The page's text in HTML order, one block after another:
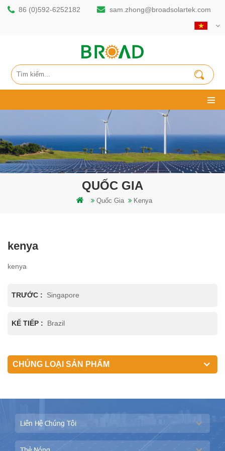
86 (0)592-6252182 sam.zhong@broadsolartek.com
QUỐC GIA
Quốc Gia Kenya
kenya
kenya
TRƯỚC : Singapore
KẾ TIẾP : Brazil
CHỦNG LOẠI SẢN PHẨM
Liên Hệ Chúng Tôi